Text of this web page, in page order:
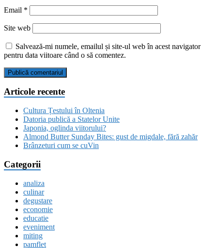
Email *
Site web
Salvează-mi numele, emailul și site-ul web în acest navigator
pentru data viitoare când o să comentez.
Articole recente
Cultura Țestului în Oltenia
Datoria publică a Statelor Unite
Japonia, oglinda viitorului?
Almond Butter Sunday Bites: gust de migdale, fără zahăr
Brânzeturi cum se cuVin
Categorii
analiza
culinar
degustare
economie
educatie
eveniment
miting
pamflet